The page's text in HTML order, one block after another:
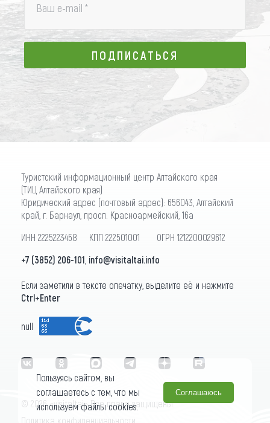
Ваш e-mail *
ПОДПИСАТЬСЯ
ПОДПИСАТЬСЯ
Туристский информационный центр Алтайского края
(ТИЦ Алтайского края)
Юридический адрес (почтовый адрес): 656043, Алтайский
край, г. Барнаул, просп. Красноармейский, 16а
ИНН 2225223458 КПП 222501001 ОГРН 1212200029612
+7 (3852) 206-101 info@visitaltai.info
Если заметили в тексте опечатку, выделите её и нажмите
Ctrl+Enter
null
© 2026 «visitaltai» Все права защищены.
Политика конфиденциальности
Пользуясь сайтом, вы
соглашаетесь с тем, что мы
используем файлы cookies.
Соглашаюсь